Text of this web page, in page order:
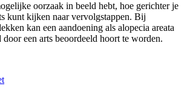
oorzaak in beeld hebt, hoe gerichter je
kunt kijken naar vervolgstappen. Bij
kan een aandoening als alopecia areata
door een arts beoordeeld hoort te worden.